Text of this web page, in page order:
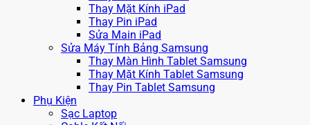
Thay Mặt Kính iPad
Thay Pin iPad
Sửa Main iPad
Sửa Máy Tính Bảng Samsung
Thay Màn Hình Tablet Samsung
Thay Mặt Kính Tablet Samsung
Thay Pin Tablet Samsung
Phụ Kiện
Sạc Laptop